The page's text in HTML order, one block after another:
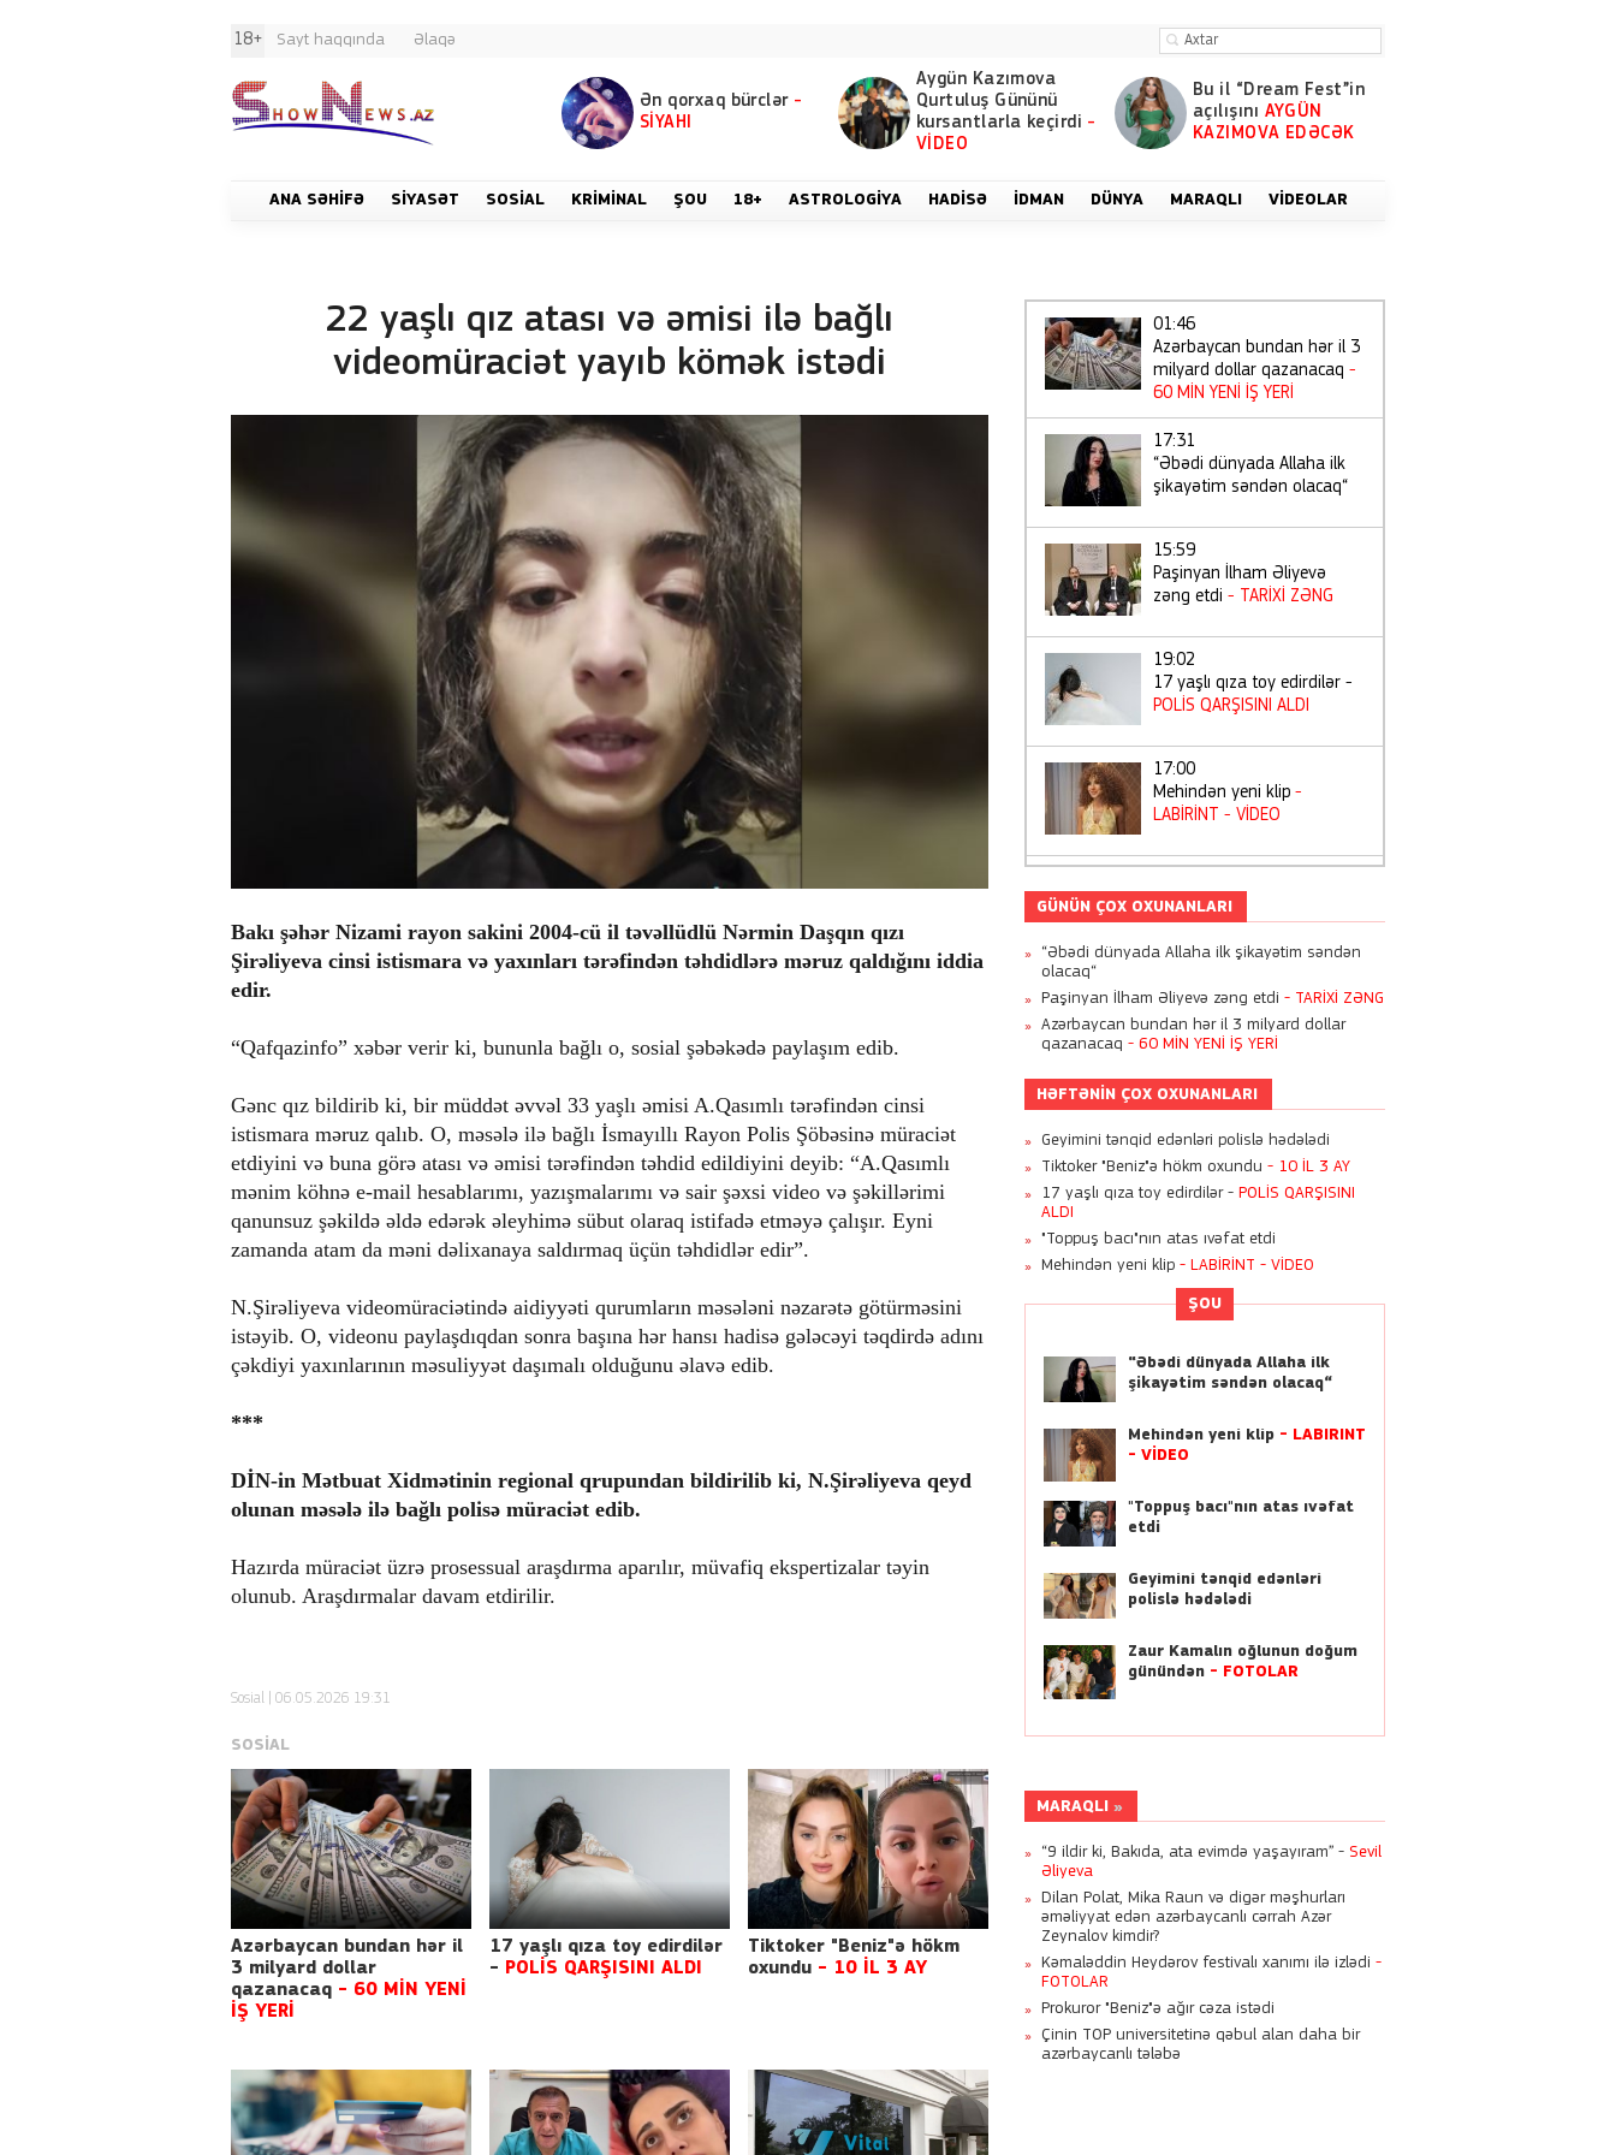
18+ Sayt haqqında Əlaqə
Ən qorxaq bürclər -
SİYAHI
Aygün Kazımova
Qurtuluş Gününü
kursantlarla keçirdi -
VİDEO
Bu il “Dream Fest”in
açılışını AYGÜN
KAZIMOVA EDƏCƏK
ANA SƏHIFƏ SIYASƏT SOSIAL KRIMINAL ŞOU 18+ ASTROLOGIYA HADISƏ İDMAN DÜNYA MARAQLI VIDEOLAR
22 yaşlı qız atası və əmisi ilə bağlı
videomüraciət yayıb kömək istədi
Bakı şəhər Nizami rayon sakini 2004-cü il təvəllüdlü Nərmin Daşqın qızı
Şirəliyeva cinsi istismara və yaxınları tərəfindən təhdidlərə məruz qaldığını iddia
edir.
“Qafqazinfo” xəbər verir ki, bununla bağlı o, sosial şəbəkədə paylaşım edib.
Gənc qız bildirib ki, bir müddət əvvəl 33 yaşlı əmisi A.Qasımlı tərəfindən cinsi
istismara məruz qalıb. O, məsələ ilə bağlı İsmayıllı Rayon Polis Şöbəsinə müraciət
etdiyini və buna görə atası və əmisi tərəfindən təhdid edildiyini deyib: “A.Qasımlı
mənim köhnə e-mail hesablarımı, yazışmalarımı və sair şəxsi video və şəkillərimi
qanunsuz şəkildə əldə edərək əleyhimə sübut olaraq istifadə etməyə çalışır. Eyni
zamanda atam da məni dəlixanaya saldırmaq üçün təhdidlər edir”.
N.Şirəliyeva videomüraciətində aidiyyəti qurumların məsələni nəzarətə götürməsini
istəyib. O, videonu paylaşdıqdan sonra başına hər hansı hadisə gələcəyi təqdirdə adını
çəkdiyi yaxınlarının məsuliyyət daşımalı olduğunu əlavə edib.
***
DİN-in Mətbuat Xidmətinin regional qrupundan bildirilib ki, N.Şirəliyeva qeyd
olunan məsələ ilə bağlı polisə müraciət edib.
Hazırda müraciət üzrə prosessual araşdırma aparılır, müvafiq ekspertizalar təyin
olunub. Araşdırmalar davam etdirilir.
Sosial | 06.05.2026 19:31
SOSIAL
Azərbaycan bundan hər il
3 milyard dollar
qazanacaq - 60 MİN YENİ
İŞ YERİ
17 yaşlı qıza toy edirdilər
- POLİS QARŞISINI ALDI
Tiktoker "Beniz"ə hökm
oxundu - 10 İL 3 AY
01:46
Azərbaycan bundan hər il 3
milyard dollar qazanacaq -
60 MİN YENİ İŞ YERİ
17:31
“Əbədi dünyada Allaha ilk
şikayətim səndən olacaq“
15:59
Paşinyan İlham Əliyevə
zəng etdi - TARİXİ ZƏNG
19:02
17 yaşlı qıza toy edirdilər -
POLİS QARŞISINI ALDI
17:00
Mehindən yeni klip -
LABİRİNT - VİDEO
"Toppuş bacı"nın atas ıvəfat
etdi
19:06
oxundu - 10 İL 3 AY
12:05
polislə hədələdi
Bugündən Azərbaycanda
kartdan-karta köçürmələrə
limit qoyuldu
22:55
doğum günündən-
FOTOLAR
11:11
“9 ildir ki, Bakıda, ata
Əliyeva
Xalq şairi Nəriman
Həsənzadə dünyasını
01:13
edən azərbaycanlı cərrah
Azər Zeynalov kimdir?
21:46
Hüseyn Həsənov 6 il
15:28
Nigarı komaya salan
GÜNÜN ÇOX OXUNANLARI
“Əbədi dünyada Allaha ilk şikayətim səndən
olacaq“
Paşinyan İlham Əliyevə zəng etdi - TARİXİ ZƏNG
Azərbaycan bundan hər il 3 milyard dollar
qazanacaq - 60 MİN YENİ İŞ YERİ
HƏFTƏNIN ÇOX OXUNANLARI
Geyimini tənqid edənləri polislə hədələdi
Tiktoker "Beniz"ə hökm oxundu - 10 İL 3 AY
17 yaşlı qıza toy edirdilər - POLİS QARŞISINI
ALDI
"Toppuş bacı"nın atas ıvəfat etdi
Mehindən yeni klip - LABİRİNT - VİDEO
ŞOU
“Əbədi dünyada Allaha ilk
şikayətim səndən olacaq“
Mehindən yeni klip - LABİRİNT
- VİDEO
"Toppuş bacı"nın atas ıvəfat
etdi
Geyimini tənqid edənləri
polislə hədələdi
Zaur Kamalın oğlunun doğum
günündən - FOTOLAR
MARAQLI
“9 ildir ki, Bakıda, ata evimdə yaşayıram” - Sevil
Əliyeva
Dilan Polat, Mika Raun və digər məşhurları
əməliyyat edən azərbaycanlı cərrah Azər
Zeynalov kimdir?
Kəmaləddin Heydərov festivalı xanımı ilə izlədi -
FOTOLAR
Prokuror "Beniz"ə ağır cəza istədi
Çinin TOP universitetinə qəbul alan daha bir
azərbaycanlı tələbə